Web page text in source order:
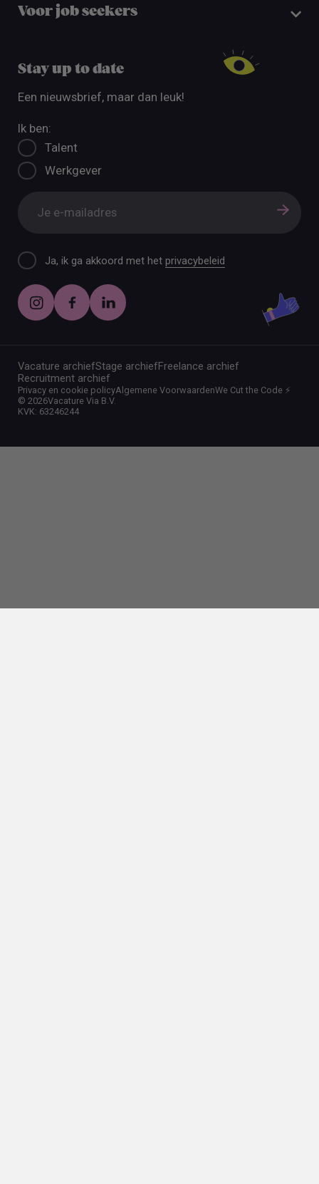
Voor job seekers
Stay up to date
Een nieuwsbrief, maar dan leuk!
Ik ben:
Talent
Werkgever
Ja, ik ga akkoord met hetprivacybeleid
Vacature archiefStage archiefFreelance archief
Recruitment archief
©2026Vacature Via B.V.
KVK: 63246244
Privacy en cookie policyAlgemene VoorwaardenWe Cut the Code ⚡️